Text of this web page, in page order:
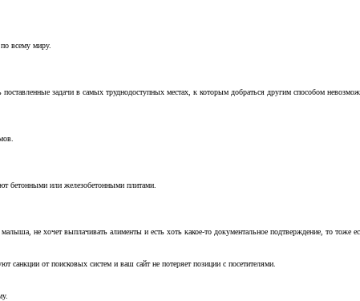
всему миру.
задачи в самых труднодоступных местах, к которым добраться другим способом
бетонными или железобетонными плитами.
не хочет выплачивать алименты и есть хоть какое-то документальное подтверждение, то тоже
от поисковых систем и ваш сайт не потеряет позиции с посетителями.